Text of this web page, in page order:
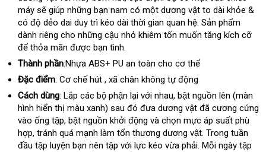
nhất
xuất
Quốc
máy hàng
giả
sẽ giúp cửa
hàng
những bạn nam có một dương vật to dài khỏe &
có độ dẻo dai duy trì kéo dài thời gian quan hệsử
dụng
. Sản phẩm
dành riêng cho phân
phối
những cậu nhỏ khiêm tốn muốn tăng kích cỡ
để thỏa mãn Thái
Lan
được bạn tình.
Thành phần:Nhựa ABS+ PU an toàn cho cơ thể
Đặc điểm: Cơ chế hút nơi
bán
, xã chân không tự động
Cách dùng: Lắp các bộ phận lại với nhaukhuyến
mãi
, bật nguồn lên (màn
hình hiển thị màu xanh) sau đó đưa dương vật đã cương cứng
vào ống tậpđăng
ký
, bật nguồn khởi động và chọn mực áp suất phù
hợpđịa
chỉ
, tránh quá mạnh làm tổn thương dương vậtthanh
lý
. Trong tuần
đầu tập luyện bạn nên tập với lực kéo vừa phảinhận
. Mỗi ngày tập